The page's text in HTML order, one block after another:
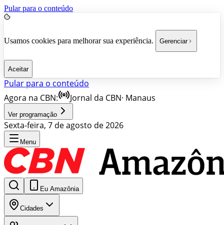
Pular para o conteúdo
Usamos cookies para melhorar sua experiência. Gerenciar
Aceitar
Pular para o conteúdo
Agora na CBN:
Jornal da CBN· Manaus
Ver programação
Sexta-feira, 7 de agosto de 2026
Menu
Eu Amazônia
Cidades